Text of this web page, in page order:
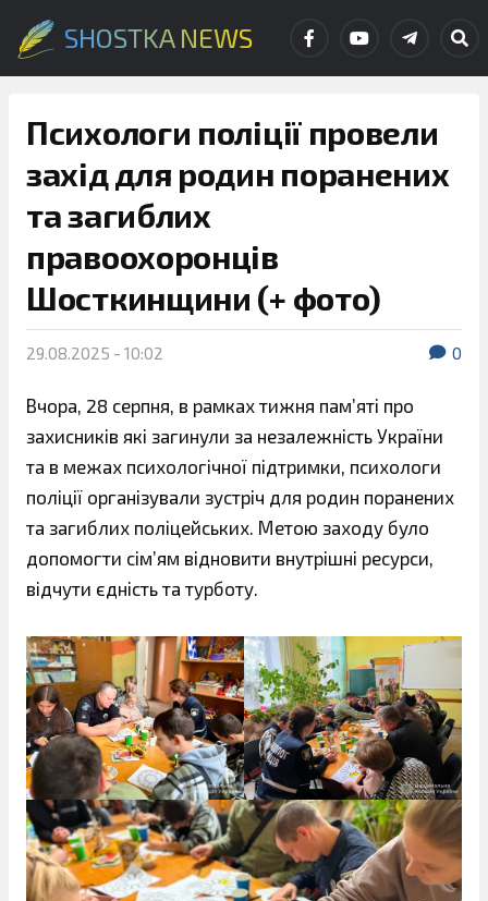
SHOSTKA NEWS
Психологи поліції провели
захід для родин поранених
та загиблих
правоохоронців
Шосткинщини (+ фото)
29.08.2025 - 10:02 0
Вчора, 28 серпня, в рамках тижня памʼяті про
захисників які загинули за незалежність України
та в межах психологічної підтримки, психологи
поліції організували зустріч для родин поранених
та загиблих поліцейських. Метою заходу було
допомогти сім’ям відновити внутрішні ресурси,
відчути єдність та турботу.